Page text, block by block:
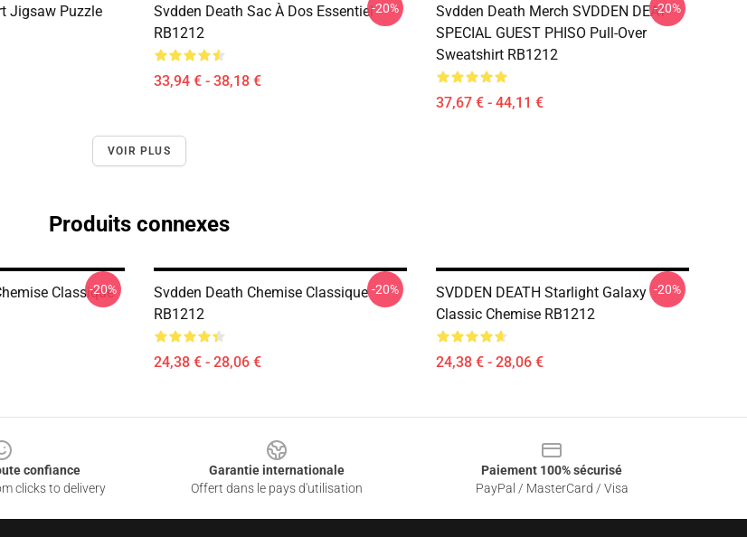
Jigsaw Puzzle
Svdden Death Sac À Dos Essentiel
RB1212
33,94 € - 38,18 €
-20%
Svdden Death Merch SVDDEN DEAT
SPECIAL GUEST PHISO Pull-Over
Sweatshirt RB1212
37,67 € - 44,11 €
-20%
VOIR PLUS
Produits connexes
Classique
-20%
Svdden Death Chemise Classique
RB1212
24,38 € - 28,06 €
-20%
SVDDEN DEATH Starlight Galaxy
Classic Chemise RB1212
24,38 € - 28,06 €
-20%
confiance
clicks to delivery
Garantie internationale
Offert dans le pays d'utilisation
Paiement 100% sécurisé
PayPal / MasterCard / Visa